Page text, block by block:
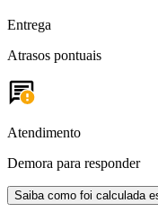
Entrega
Atrasos pontuais
Atendimento
Demora para responder
Saiba como foi calculada